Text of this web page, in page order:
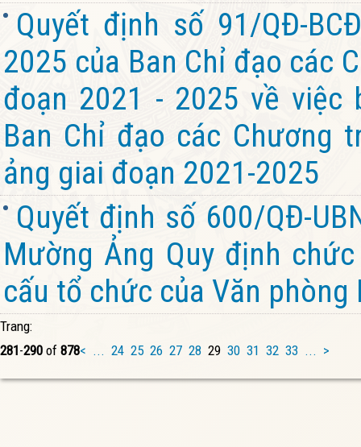
Quyết định số 91/QĐ-
2025 của Ban Chỉ đạo các
đoạn 2021 - 2025 về việc
Ban Chỉ đạo các Chương
ảng giai đoạn 2021-2025
Quyết định số 600/QĐ-
Mường Ảng Quy định
cấu tổ chức của Văn phòng
Trang:
281-290 of 878< ... 24 25 26 27 28 29 30 31 32 33 ... >